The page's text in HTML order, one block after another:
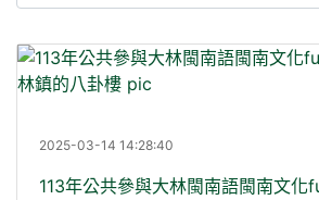
2025-03-14 14:28:40
113年公共參與大林閩南語閩南文